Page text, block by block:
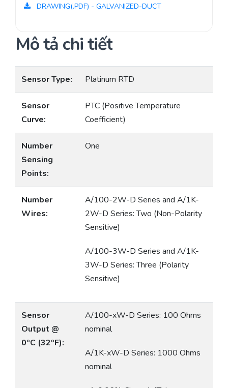
DRAWING(.PDF) - GALVANIZED-DUCT
Mô tả chi tiết
Sensor Type: Platinum RTD
Sensor
Curve:
PTC (Positive Temperature
Coefficient)
Number
Sensing
Points:
One
Number
Wires:
A/100-2W-D Series and A/1K-
2W-D Series: Two (Non-Polarity
Sensitive)
A/100-3W-D Series and A/1K-
3W-D Series: Three (Polarity
Sensitive)
Sensor
Output @
0ºC (32ºF):
A/100-xW-D Series: 100 Ohms
nominal
A/1K-xW-D Series: 1000 Ohms
nominal